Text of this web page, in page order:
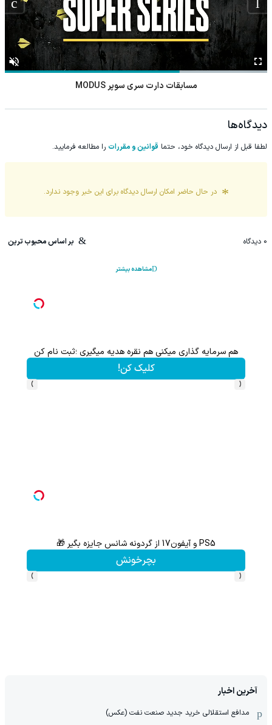
مسابقات دارت سری سوپر MODUS
دیدگاه‌ها
لطفا قبل از ارسال دیدگاه خود، حتما قوانین و مقررات را مطالعه فرمایید.
در حال حاضر امکان ارسال دیدگاه برای این خبر وجود ندارد.
0 دیدگاه بر اساس محبوب ترین
مشاهده بیشتر
هم سرمایه گذاری میکنی هم نقره هدیه میگیری ؛ثبت نام کن
کلیک کن!
‹
›
PS5 و آیفون17 از گردونه شانس جایزه بگیر 🎁
بچرخونش
‹
›
آخرین اخبار
مدافع استقلالی خرید جدید صنعت نفت (عکس)